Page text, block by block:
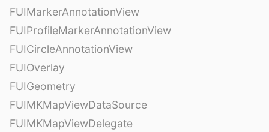
FUIMarkerAnnotationView
FUIProfileMarkerAnnotationView
FUICircleAnnotationView
FUIOverlay
FUIGeometry
FUIMKMapViewDataSource
FUIMKMapViewDelegate